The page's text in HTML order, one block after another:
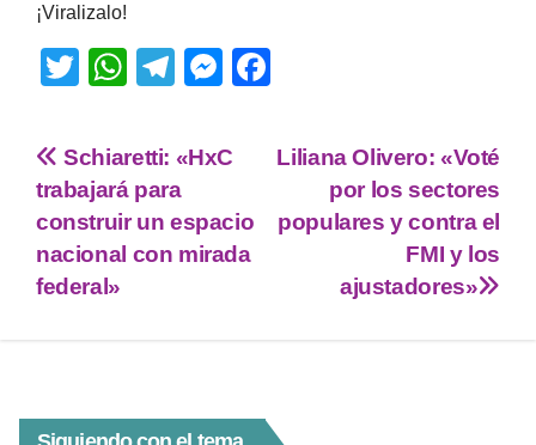
¡Viralizalo!
T
tt
er
W
at
s
A
p
T
e
gr
a
m
M
ss
n
g
c
b
Liliana Olivero: «Voté
por los sectores
populares y contra el
FMI y los
ajustadores»
Schiaretti: «HxC
trabajará para
construir un espacio
nacional con mirada
federal»